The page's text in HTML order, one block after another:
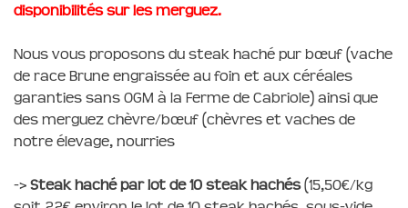
disponibilités sur les merguez.
Nous vous proposons du steak haché pur bœuf (vache
de race Brune engraissée au foin et aux céréales
garanties sans OGM à la Ferme de Cabriole) ainsi que
des merguez chèvre/bœuf (chèvres et vaches de
notre élevage, nourries
-> Steak haché par lot de 10 steak hachés(15,50€/kg